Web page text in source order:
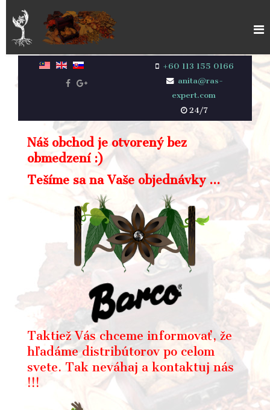
+60 113 155 0166
anita@ras-
expert.com
24/7
Náš obchod je otvorený bez
obmedzení :)
Tešíme sa na Vaše objednávky ...
Taktiež Vás chceme informovať, že
hľadáme distribútorov po celom
svete. Tak neváhaj a kontaktuj nás
!!!